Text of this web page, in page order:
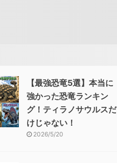
【最強恐竜5選】本当に
強かった恐竜ランキン
グ！ティラノサウルスだ
けじゃない！
2026/5/20